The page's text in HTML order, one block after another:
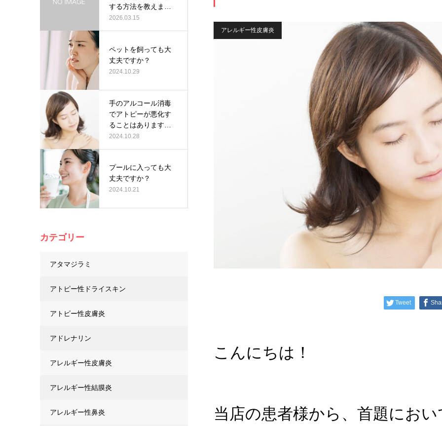
アレルギー性皮膚炎
Tweet
こんにちは！
当店の患者様から、首題にお
する方法を教えま
す！！
2026.03.15
ペットを飼っても大
丈夫ですか？
2024.10.29
手のアルコール消毒
でアトピーが悪化す
ることはあります
か？
2024.10.28
プールに入っても大
丈夫ですか？
2024.10.21
カテゴリー
アタマジラミ
アトピー性ドライスキン
アトピー性皮膚炎
アドレナリン
アレルギー性皮膚炎
アレルギー性結膜炎
アレルギー性鼻炎